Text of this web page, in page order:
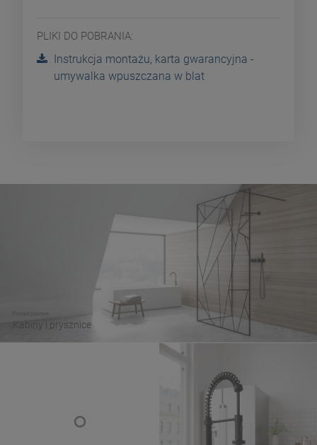
PLIKI DO POBRANIA:
Instrukcja montażu, karta gwarancyjna -
umywalka wpuszczana w blat
Ponadczasowe
Kabiny i prysznice